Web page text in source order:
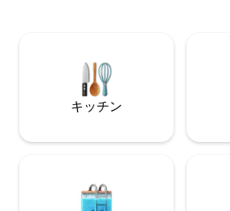
トレス）を備えたリビングルーム、海の
眺望テラス、日光浴室、屋外ダイニング
エリアを完備しています。
キッチン